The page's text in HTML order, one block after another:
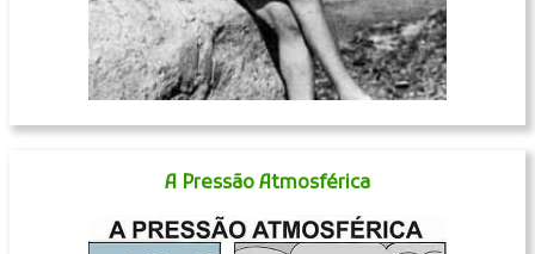
A Pressão Atmosférica